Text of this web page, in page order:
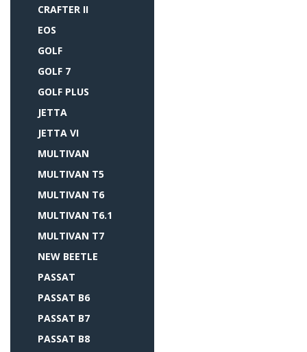
CRAFTER II
EOS
GOLF
GOLF 7
GOLF PLUS
JETTA
JETTA VI
MULTIVAN
MULTIVAN T5
MULTIVAN T6
MULTIVAN T6.1
MULTIVAN T7
NEW BEETLE
PASSAT
PASSAT B6
PASSAT B7
PASSAT B8